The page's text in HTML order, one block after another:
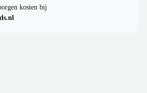
kosten bij